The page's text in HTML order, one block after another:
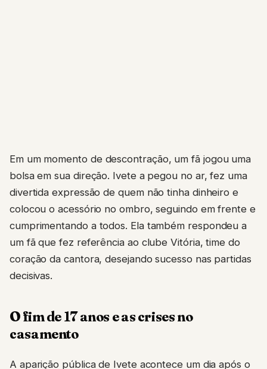
Em um momento de descontração, um fã jogou uma
bolsa em sua direção. Ivete a pegou no ar, fez uma
divertida expressão de quem não tinha dinheiro e
colocou o acessório no ombro, seguindo em frente e
cumprimentando a todos. Ela também respondeu a
um fã que fez referência ao clube Vitória, time do
coração da cantora, desejando sucesso nas partidas
decisivas.
O fim de 17 anos e as crises no
casamento
A aparição pública de Ivete acontece um dia após o